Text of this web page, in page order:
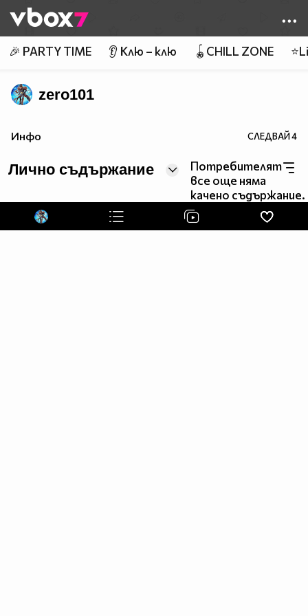
👾
🎉 PARTY TIME 👂 Клю – клю 🪀CHILL ZONE
zero101
Инфо СЛЕДВАЙ4
Лично съдържание
Потребителят
все още няма
качено съдържание.